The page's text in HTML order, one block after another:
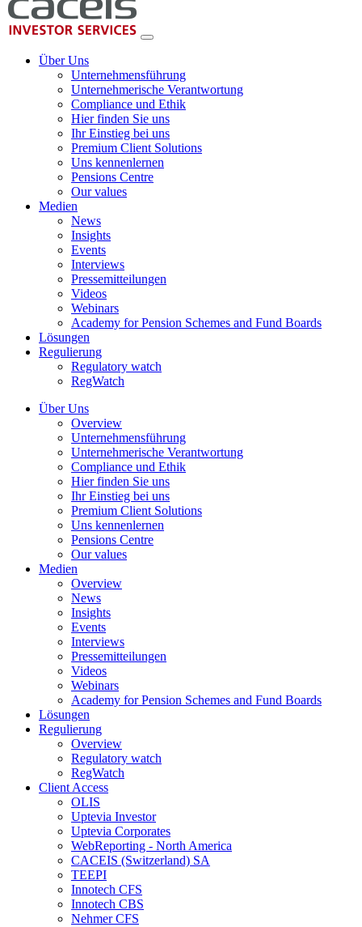
Über Uns
Unternehmensführung
Unternehmerische Verantwortung
Compliance und Ethik
Hier finden Sie uns
Ihr Einstieg bei uns
Premium Client Solutions
Uns kennenlernen
Pensions Centre
Our values
Medien
News
Insights
Events
Interviews
Pressemitteilungen
Videos
Webinars
Academy for Pension Schemes and Fund Boards
Lösungen
Regulierung
Regulatory watch
RegWatch
Über Uns
Overview
Unternehmensführung
Unternehmerische Verantwortung
Compliance und Ethik
Hier finden Sie uns
Ihr Einstieg bei uns
Premium Client Solutions
Uns kennenlernen
Pensions Centre
Our values
Medien
Overview
News
Insights
Events
Interviews
Pressemitteilungen
Videos
Webinars
Academy for Pension Schemes and Fund Boards
Lösungen
Regulierung
Overview
Regulatory watch
RegWatch
Client Access
OLIS
Uptevia Investor
Uptevia Corporates
WebReporting - North America
CACEIS (Switzerland) SA
TEEPI
Innotech CFS
Innotech CBS
Nehmer CFS